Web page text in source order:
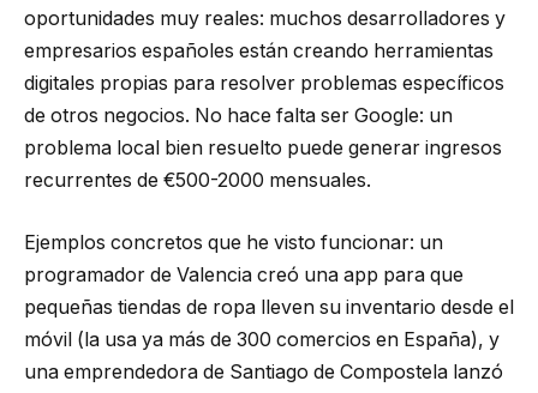
oportunidades muy reales: muchos desarrolladores y
empresarios españoles están creando herramientas
digitales propias para resolver problemas específicos
de otros negocios. No hace falta ser Google: un
problema local bien resuelto puede generar ingresos
recurrentes de €500-2000 mensuales.
Ejemplos concretos que he visto funcionar: un
programador de Valencia creó una app para que
pequeñas tiendas de ropa lleven su inventario desde el
móvil (la usa ya más de 300 comercios en España), y
una emprendedora de Santiago de Compostela lanzó